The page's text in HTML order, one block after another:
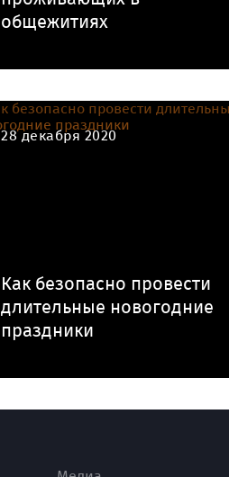
общежитиях
28 декабря 2020
Как безопасно провести
длительные новогодние
праздники